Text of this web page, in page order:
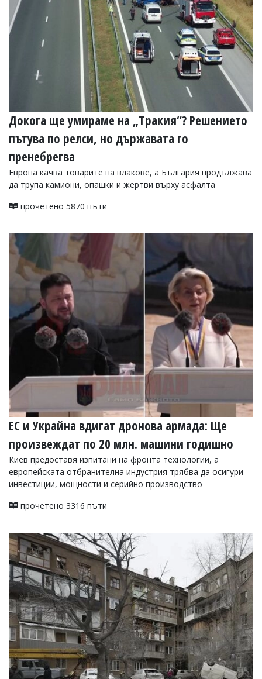
Докога ще умираме на „Тракия“? Решението
пътува по релси, но държавата го
пренебрегва
Европа качва товарите на влакове, а България продължава
да трупа камиони, опашки и жертви върху асфалта
прочетено 5870 пъти
ЕС и Украйна вдигат дронова армада: Ще
произвеждат по 20 млн. машини годишно
Киев предоставя изпитани на фронта технологии, а
европейската отбранителна индустрия трябва да осигури
инвестиции, мощности и серийно производство
прочетено 3316 пъти